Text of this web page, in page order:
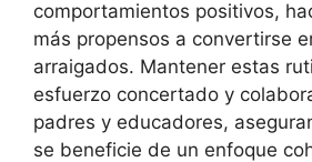
comportamientos positivos,
más propensos a convertirse
arraigados. Mantener estas
esfuerzo concertado y
padres y educadores,
se beneficie de un enfoque